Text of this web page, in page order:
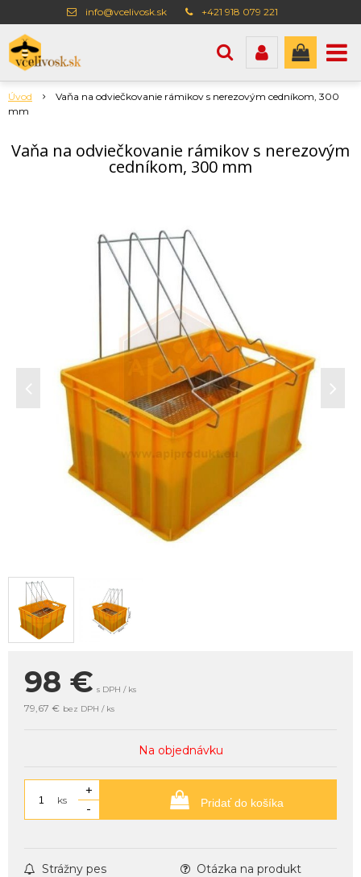
info@vcelivosk.sk +421 918 079 221
Úvod
Vaňa na odviečkovanie rámikov s nerezovým cedníkom, 300
mm
Vaňa na odviečkovanie rámikov s nerezovým
cedníkom, 300 mm
98 € s DPH / ks
79,67 € bez DPH / ks
Na objednávku
ks
+
-
Pridať do košíka
Strážny pes Otázka na produkt